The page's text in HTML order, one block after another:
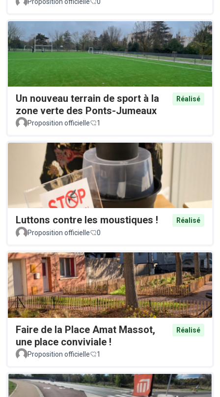
Un nouveau terrain de sport à la
zone verte des Ponts-Jumeaux
Réalisé
Proposition officielle 1
Luttons contre les moustiques !
Réalisé
Proposition officielle
0
Faire de la Place Amat Massot,
une place conviviale !
Réalisé
Proposition officielle 1